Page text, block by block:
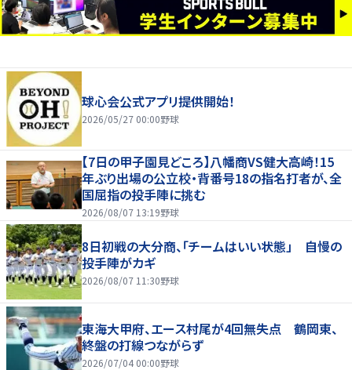
球心会公式アプリ提供開始！
2026/05/27 00:00野球
【7日の甲子園見どころ】八幡商VS健大高崎！15
年ぶり出場の公立校・背番号18の指名打者が、全
国屈指の投手陣に挑む
2026/08/07 13:19野球
8日初戦の大分商、「チームはいい状態」 自慢の
投手陣がカギ
2026/08/07 11:30野球
東海大甲府、エース村尾が4回無失点 鶴岡東、
終盤の打線つながらず
2026/07/04 00:00野球